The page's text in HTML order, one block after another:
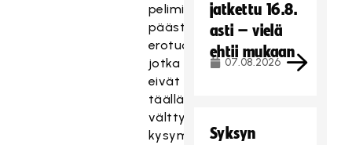
pelimiehet
päästäneet
erotuomareitakaan,
jotka
eivät
täälläkään
välttyneet
kysymyksiltä,
jatkettu 16.8.
asti – vielä
ehtii mukaan
07.08.2026
Syksyn